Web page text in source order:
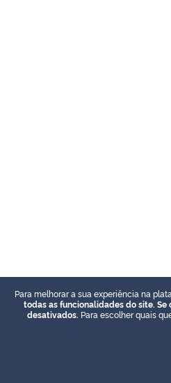
Para melhorar a sua experiência na
todas as funcionalidades do site.
desativados. Para escolher quais